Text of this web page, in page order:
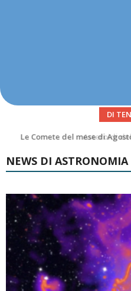
DI
Asteroidi del
NEWS DI ASTRONOMIA